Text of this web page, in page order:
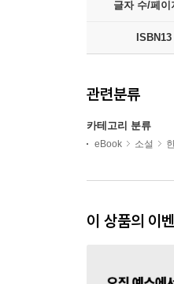
글자 수/페이
ISBN13
관련분류
카테고리 분류
eBook 소설
이 상품의 이